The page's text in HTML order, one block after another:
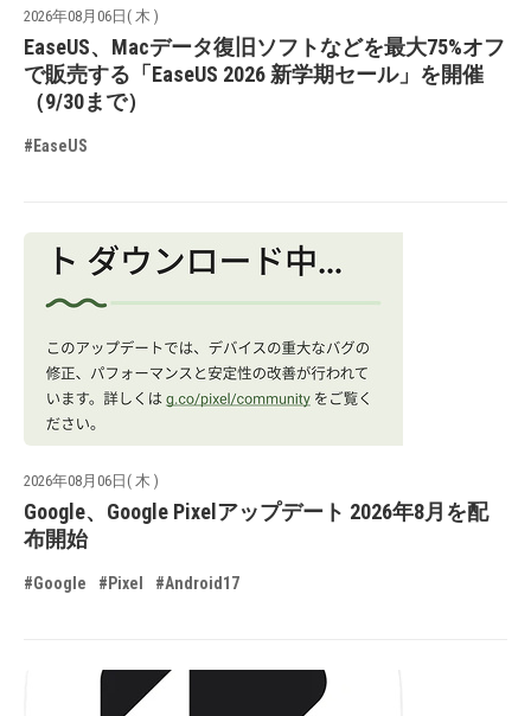
2026年08月06日( 木 )
EaseUS、Macデータ復旧ソフトなどを最大75%オフ
で販売する「EaseUS 2026 新学期セール」を開催
（9/30まで）
#EaseUS
2026年08月06日( 木 )
Google、Google Pixelアップデート 2026年8月を配
布開始
#Google #Pixel #Android17